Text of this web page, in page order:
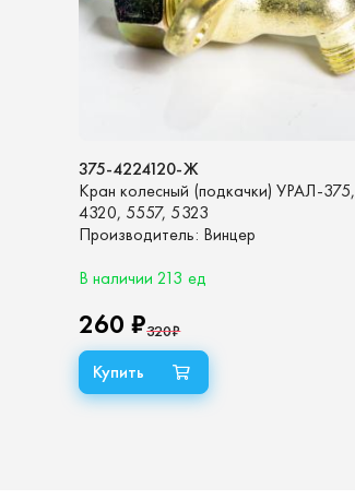
375-4224120-Ж
Кран колесный (подкачки) УРАЛ-375,
4320, 5557, 5323
Производитель: Винцер
В наличии 213 ед
320₽
260 ₽